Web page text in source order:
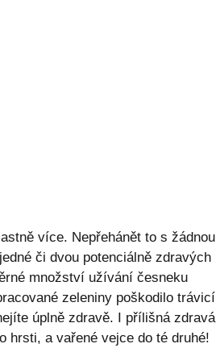
více. Nepřehánět to s žádnou
či dvou potenciálně zdravých
množství užívání česneku
zeleniny poškodilo trávicí
úplně zdravě. I přílišná zdravá
hrsti, a vařené vejce do té druhé!